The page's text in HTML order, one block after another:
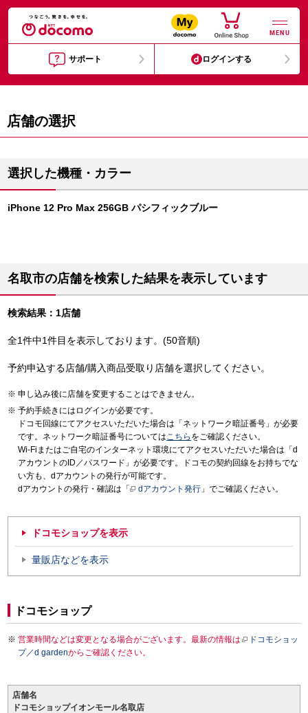
MENU
サポート ログインする
店舗の選択
選択した機種・カラー
iPhone 12 Pro Max 256GB パシフィックブルー
名取市の店舗を検索した結果を表示しています
検索結果：1店舗
全1件中1件目を表示しております。(50音順)
予約申込する店舗/購入商品受取り店舗を選択してください。
申し込み後に店舗を変更することはできません。
予約手続きにはログインが必要です。
ドコモ回線にてアクセスいただいた場合は「ネットワーク暗証番号」が必要
です。ネットワーク暗証番号についてはこちら をご確認ください。
Wi-Fiまたはご自宅のインターネット環境にてアクセスいただいた場合は「d
アカウントのID／パスワード」が必要です。ドコモの契約回線をお持ちでな
い方も、dアカウントの発行が可能です。
dアカウントの発行・確認は「
dアカウント発行 」でご確認ください。
ドコモショップを表示
量販店などを表示
ドコモショップ
営業時間などは変更となる場合がございます。最新の情報は
ドコモショッ
プ／d gardenからご確認ください。
店舗名
ドコモショップイオンモール名取店